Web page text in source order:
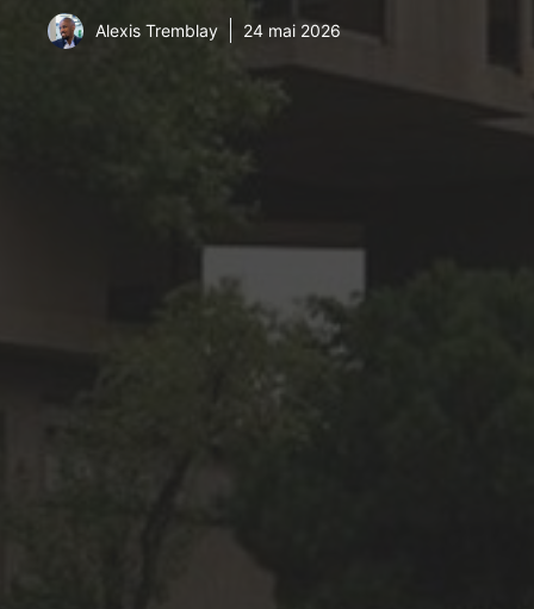
Alexis Tremblay 24 mai 2026